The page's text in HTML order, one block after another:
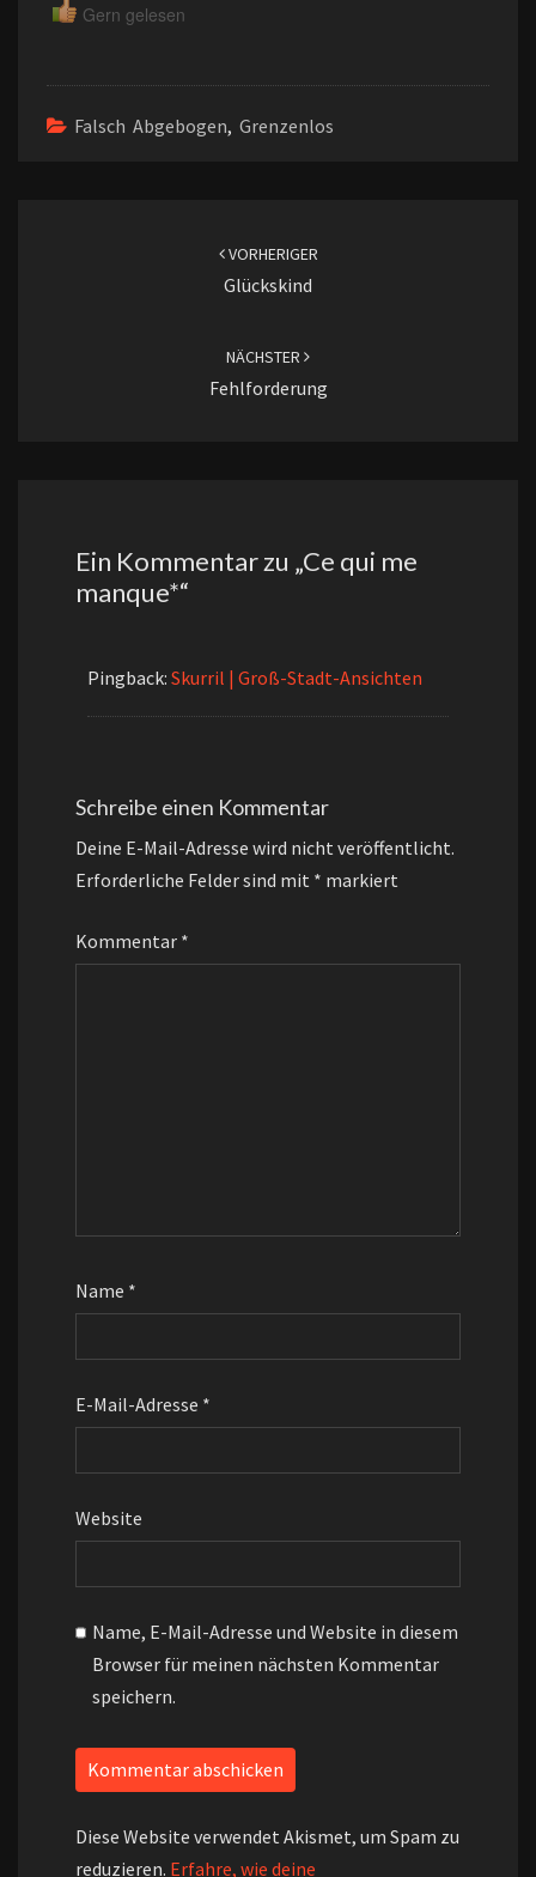
Gern gelesen
Falsch Abgebogen, Grenzenlos
VORHERIGER
Glückskind
NÄCHSTER
Fehlforderung
Ein Kommentar zu „Ce qui me
manque*“
Pingback: Skurril | Groß-Stadt-Ansichten
Schreibe einen Kommentar
Deine E-Mail-Adresse wird nicht veröffentlicht.
Erforderliche Felder sind mit * markiert
Kommentar *
Name *
E-Mail-Adresse *
Website
Name, E-Mail-Adresse und Website in diesem
Browser für meinen nächsten Kommentar
speichern.
Diese Website verwendet Akismet, um Spam zu
reduzieren. Erfahre, wie deine